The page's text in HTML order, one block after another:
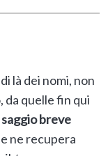
là dei nomi, non
da quelle fin qui
breve
ne recupera